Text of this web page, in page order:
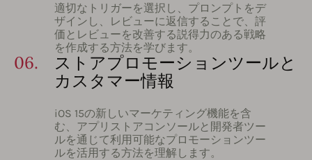
適切なトリガーを選択し、プロンプトをデ
ザインし、レビューに返信することで、評
価とレビューを改善する説得力のある戦略
を作成する方法を学びます。
06.
ストアプロモーションツールと
カスタマー情報
iOS 15の新しいマーケティング機能を含
む、アプリストアコンソールと開発者ツー
ルを通じて利用可能なプロモーションツー
ルを活用する方法を理解します。